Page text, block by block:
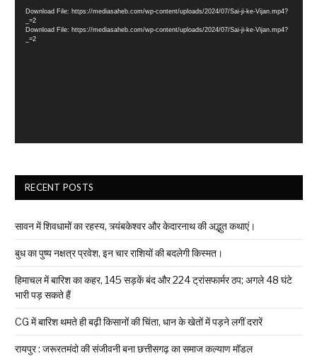
Download File: https://mediasaheb.com/wp-content/uploads/2024/07/Sai-ji-ke-Vijan.mp4?
_=2
Download File: https://mediasaheb.com/wp-content/uploads/2024/07/Sai-ji-ke-Vijan.mp4?
_=2
RECENT POSTS
सावन में शिवधामों का रहस्य, त्र्यंबकेश्वर और केदारनाथ की अद्भुत कथाएं।
बुध का पुष्य नक्षत्र प्रवेश, इन चार राशियों की बदलेगी किस्मत।
हिमाचल में बारिश का कहर, 145 सड़कें बंद और 224 ट्रांसफार्मर ठप; अगले 48 घंटे
भारी पड़ सकते हैं
CG में बारिश थमते ही बढ़ी किसानों की चिंता, धान के खेतों में पड़ने लगीं दरारें
रायपुर : जरूरतमंदो की संजीवनी बना छत्तीसगढ़ का समाज कल्याण मॉडल